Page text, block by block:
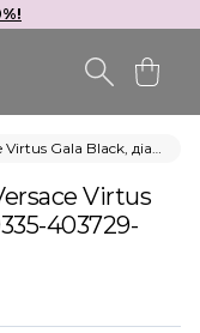
22 см (19335-403729-10322)
Virtus
403729-